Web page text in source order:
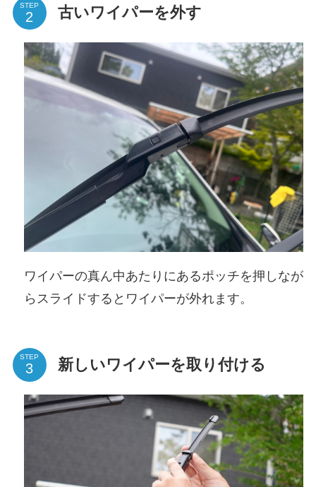
STEP 古いワイパーを外す
ワイパーの真ん中あたりにあるポッチを押しなが
らスライドするとワイパーが外れます。
STEP 新しいワイパーを取り付ける